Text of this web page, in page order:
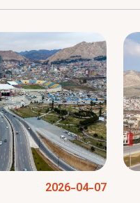
2026-04-07